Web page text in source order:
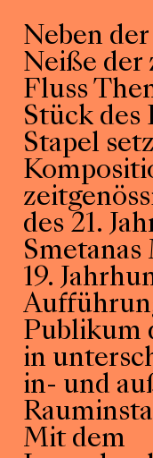
Neben
Neiße der
Fluss
Stück des
Stapel
des 21.
Smetanas
19.
Publikum
in
in- und
Mit dem